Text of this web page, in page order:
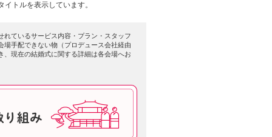
トルを表示しています。
れているサービス内容・プラン・スタッフ
手配できない物（プロデュース会社経由
現在の結婚式に関する詳細は各会場へお